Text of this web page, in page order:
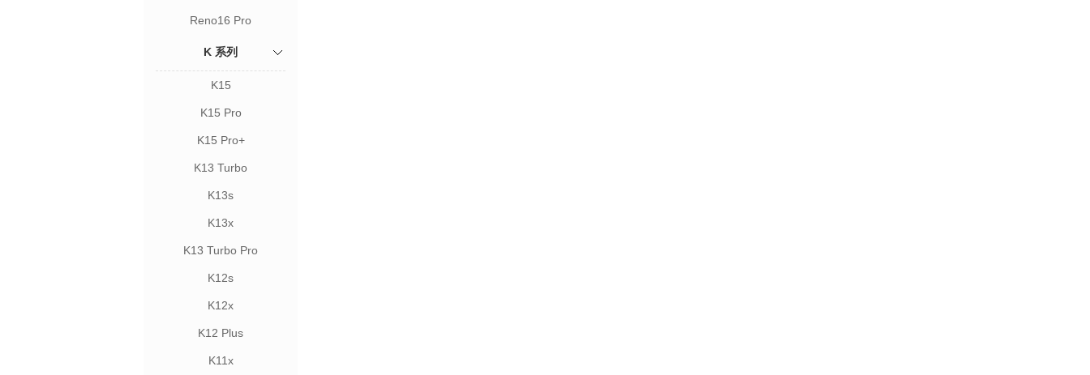
Reno16 Pro
K 系列
K15
K15 Pro
K15 Pro+
K13 Turbo
K13s
K13x
K13 Turbo Pro
K12s
K12x
K12 Plus
K11x